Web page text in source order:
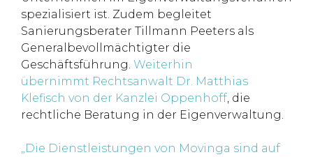
spezialisiert ist. Zudem begleitet
Sanierungsberater Tillmann Peeters als
Generalbevollmächtigter die
Geschäftsführung. Weiterhin
übernimmt Rechtsanwalt Dr. Matthias
Klefisch von der Kanzlei Oppenhoff , die
rechtliche Beratung in der Eigenverwaltung.
„Die Dienstleistungen von Movinga sind auf